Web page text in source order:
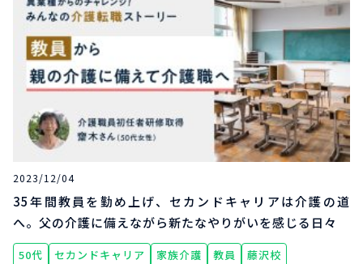
2023/12/04
35年間教員を勤め上げ、セカンドキャリアは介護の道
へ。父の介護に備えながら新たなやりがいを感じる日々
50代 セカンドキャリア 家族介護 教員
藤沢校